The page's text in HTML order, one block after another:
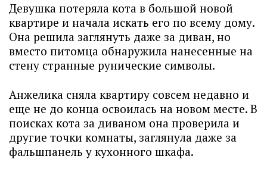
Девушка потеряла кота в большой новой
квартире и начала искать его по всему дому.
Она решила заглянуть даже за диван, но
вместо питомца обнаружила нанесенные на
стену странные рунические символы.
Анжелика сняла квартиру совсем недавно и
еще не до конца освоилась на новом месте. В
поисках кота за диваном она проверила и
другие точки комнаты, заглянула даже за
фальшпанель у кухонного шкафа.